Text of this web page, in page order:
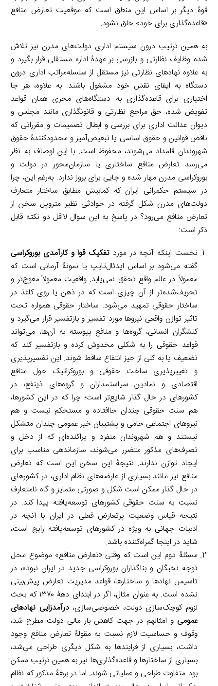
قوۀ دیگر بر اساس این منطق است که موقعیت تعارض منافع
«قاعده‌گذاری برای خود» خلق نشود.
به همین ترتیب درون سیستم اداری دولت‌های مدرن نیز تلاش
شده وظایف نظارتی و بازرسی بر عهدۀ اداره مستقلی قرار بگیرد و
به علاوه نهادهای نظارتی نیز مستقل از سلسله‌مراتب اداری درون
دستگاه به ایفای نقش خود مشغول باشند. به علاوه، هر جا
اختیاری برای قاعده‌گذاری به دستگاه‌های مجری همان قواعد
تفویض شده، حق مراجع نظارتی و قانونگذاری مانند مجلس و
دیوان عدالت اداری برای بررسی و ابطال تصمیمات و مقرراتی که
ناقض قوانین و حقوق اساسی یا تبعیض‌آمیز و محدودکنندۀ حقوق
شهروندان قلمداد می‌شوند، محفوظ است. با این اوصاف به نظر
می‌رسد تعارض منافع ساختاری یا سازمان‌محور در دولت و
بوروکراسی مدرن مهار شده و جایی برای بروز ندارد. به‌رغم این، چرا
در سیستم حکمرانی ایران که کمابیش مطابق ساختار متعارف
دولت‌های مدرن شکل گرفته در حوادثی نظیر متروپل سخن از
تعارض منافع می‌رود؟ در پاسخ به این سوال لااقل دو نکته قابل
ذکر است:
نخست اینکه آنچه در مورد تفکیک قوا و کارآمدی بوروکراسی
گفته می‌شود بر اساس ایدئال‌تایپ یا نمونۀ آرمانی است که
معمولاً در عالم واقع تحقق نمی‌یابد. واقعیت معمولاً معوج‌تر و
تحریف‌شده‌تر از آن چیزی است که در ذهن یا روی کاغذ در
ساختار حقوقی تمهید می‌شود. ساختار حقوقی همواره تحت
تاثیر توازن واقعی نیروها مورد تفسیر و بازتفسیر قرار می‌گیرد و
کنشگران انسانی، گروه‌ها و منافع پیوسته به آن‌ها، می‌تواند
قواعد حقوقی را به شکلی مخدوش کرده و بازتفسیر کند که
تضعیف یا به کلی از حیز انتفاع ساقط شوند. این تفسیرپذیری
و تغییرپذیری ساخت حقوقی و بوروکراتیک حول منافع
اقتصادی و نمادین سیاستمداران و گروه‌های ذینفع، در
کشورهای در حال گذار شایع‌تر است؛ چرا که در این کشورها،
هم سنت حقوقی چندان جاافتاده و مستحکم نیست و هم
نیروهای اجتماعی حامی و پشتیبان خیر عمومی چندان متشکل
نیستند و هم شهروندان منفرد و پراکنده‌ای که از دخل و
تصرف‌های مذکور متضرر می‌شوند، سازماندهی مناسب برای
ایجاد توازن ندارند. نتیجۀ این سخن این است که تعارض
منافع نیز مانند بسیاری از عارضه‌های نظام اداری، در کشورهای
در حال گذار ممکن است شکل و صورتی متمایز و گاه نامتعارف
نسبت به سنت حقوقی کشورهای توسعه‌یافته پیدا کند. در
نتیجه قیاس وضعیت پرتعارض فعلی در ایران با آنچه در
ادبیات جهانی به ویژه در کشورهای توسعه‌یافته رایج است،
شاید در اینجا گمراه‌کننده باشد.
مسئلۀ دوم این است که وقتی «تعارض منافع» موضوع محل
توجه نخبگان و بناگذاران بوروکراسی جدید در ایران نبوده، در
تاسیس نهادها و ساختارها، قواعد مدیریت تعارض پیش‌بینی
نشده است. به عنوان مثال، اگر در ابتدای دهۀ ۱۳۷۰ که بحث
لزوم کوچک‌سازی دولت، خصوصی‌سازی،درآمدزایی نهادهای
عمومی و امثالهم در جهت کاهش بار مالی دولت مطرح شد،
وقوف و حساسیت لازم نسبت به مقولۀ تعارض منافع وجود
داشت، بسیاری از فرایندها به شکل دیگری طراحی می‌شد،
بسیاری از ساختارها و قاعده‌گذاری‌ها نیز به همین ترتیب ممکن
بود متفاوت طراحی و عملیاتی شوند. اما در برهۀ مذکور که نظام